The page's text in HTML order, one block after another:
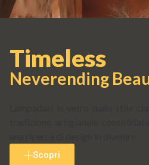
Timeless
Neverending
Scopri